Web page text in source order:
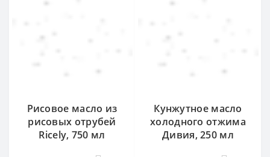
Рисовое масло из
рисовых отрубей
Ricely, 750 мл
Кунжутное масло
холодного отжима
Дивия, 250 мл